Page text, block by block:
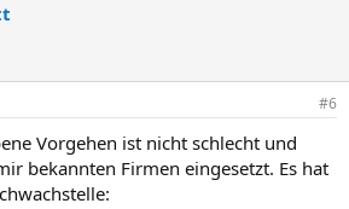
#6
Vorgehen ist nicht schlecht und
bekannten Firmen eingesetzt. Es hat